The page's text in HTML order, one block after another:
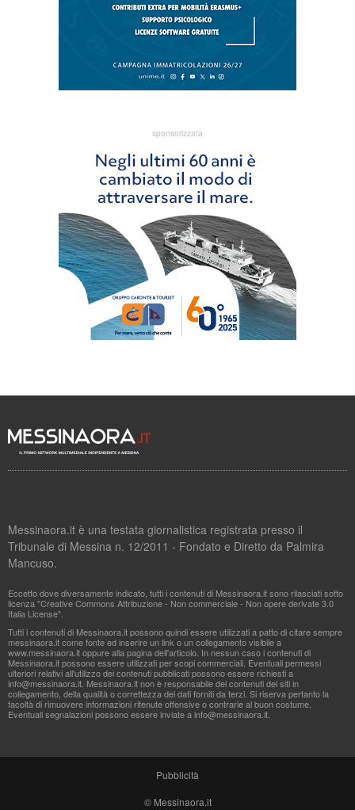
sponsorizzata
Messinaora.it è una testata giornalistica registrata presso il
Tribunale di Messina n. 12/2011 - Fondato e Diretto da Palmira
Mancuso.
Eccetto dove diversamente indicato, tutti i contenuti di Messinaora.it sono rilasciati sotto
licenza "Creative Commons Attribuzione - Non commerciale - Non opere derivate 3.0
Italia License".
Tutti i contenuti di Messinaora.it possono quindi essere utilizzati a patto di citare sempre
messinaora.it come fonte ed inserire un link o un collegamento visibile a
www.messinaora.it oppure alla pagina dell'articolo. In nessun caso i contenuti di
Messinaora.it possono essere utilizzati per scopi commerciali. Eventuali permessi
ulteriori relativi all'utilizzo dei contenuti pubblicati possono essere richiesti a
info@messinaora.it . Messinaora.it non è responsabile dei contenuti dei siti in
collegamento, della qualità o correttezza dei dati forniti da terzi. Si riserva pertanto la
facoltà di rimuovere informazioni ritenute offensive o contrarie al buon costume.
Eventuali segnalazioni possono essere inviate ainfo@messinaora.it
Pubblicità
© Messinaora.it